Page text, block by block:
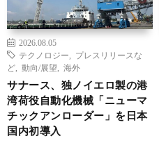
2026.08.05
テクノロジー
プレスリリースな
ど
動向/展望 海外
サナース、独ノイエロ製の港
湾荷役自動化機械「ニューマ
チックアンローダー」を日本
国内初導入